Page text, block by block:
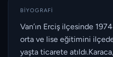
BIYOGRAFI
Van’ın Erciş ilçesinde
orta ve lise eğitimini
yaşta ticarete